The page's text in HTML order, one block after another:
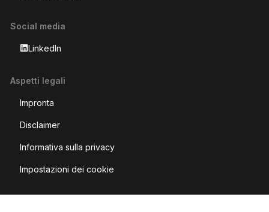
Social media
LinkedIn
Aspetti legali
Impronta
Disclaimer
Informativa sulla privacy
Impostazioni dei cookie